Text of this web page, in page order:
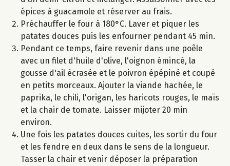
épices à guacamole et réserver au frais.
Préchauffer le four à 180°C. Laver et piquer les
patates douces puis les enfourner pendant 45 min.
Pendant ce temps, faire revenir dans une poêle
avec un filet d'huile d'olive, l'oignon émincé, la
gousse d'ail écrasée et le poivron épépiné et coupé
en petits morceaux. Ajouter la viande hachée, le
paprika, le chili, l'origan, les haricots rouges, le maïs
et la chair de tomate. Laisser mijoter 20 min
environ.
Une fois les patates douces cuites, les sortir du four
et les fendre en deux dans le sens de la longueur.
Tasser la chair et venir déposer la préparation